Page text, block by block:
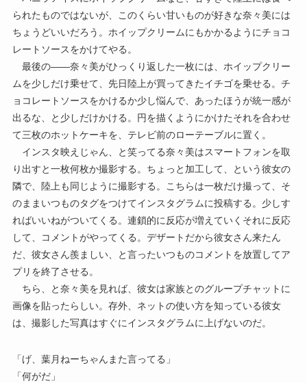
られたものではないが、このくらい甘いものが好きな奈々美には
ちょうどいいだろう。ホイップクリームにもかかるようにチョコ
レートソースをかけてやる。
最後の――奈々美がひっくり返した一枚には、ホイップクリー
ムを少しだけ乗せて、先日陸上が買ってきたイチゴを乗せる。チ
ョコレートソースをかけるか少し悩んで、あったほうが統一感が
出るな、と少しだけかける。円を描くようにかけたそれを合わせ
て三枚のホットケーキを、テレビ前のローテーブルに置く。
インスタ映えじゃん、と笑ってる奈々美はスマートフォンを取
り出すと一枚何枚か撮影する。ちょっと加工して、という彼女の
隣で、陸上も同じように撮影する。こちらは一枚だけ撮って、そ
のままいつものタグをつけてインスタグラムに投稿する。少しす
ればいいねがついてくる。連鎖的に反応が増えていくそれに反応
して、コメントがやってくる。デザートだから彼女さん来たん
だ、彼女さん羨ましい、と言ったいつものコメントを放置してア
プリを終了させる。
ちら、と奈々美を見れば、彼女は家族とのグループチャットに
画像を貼ったらしい。存外、ネットの使い方を知っている彼女
は、撮影した写真はすぐにインスタグラムに上げないのだ。
「げ、葉月ねーちゃんまた言ってる」
「何がだ」